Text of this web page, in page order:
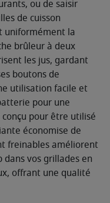
ou de saisir
de cuisson
uniformément la
brûleur à deux
les jus, gardant
boutons de
utilisation facile et
pour une
pour être utilisé
économise de
freinables améliorent
dans vos grillades en
offrant une qualité